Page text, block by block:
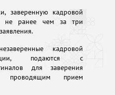
заверенную кадровой
не ранее чем за три
кадровой
подаются с
для заверения
проводящим прием